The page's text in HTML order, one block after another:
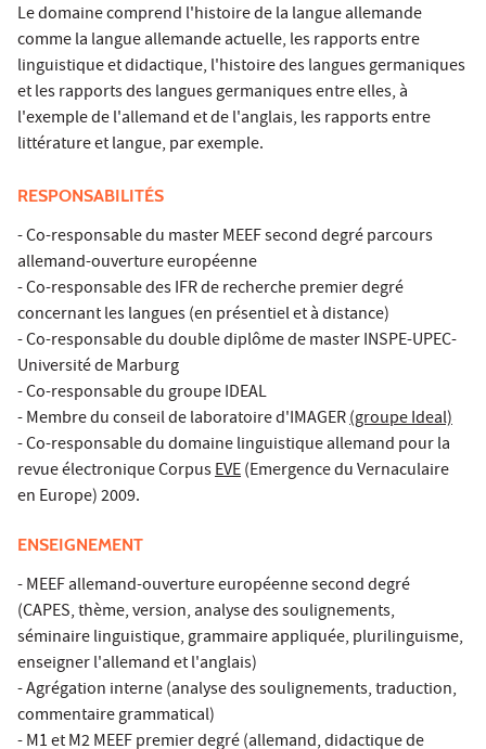
Le domaine comprend l'histoire de la langue allemande
comme la langue allemande actuelle, les rapports entre
linguistique et didactique, l'histoire des langues germaniques
et les rapports des langues germaniques entre elles, à
l'exemple de l'allemand et de l'anglais, les rapports entre
littérature et langue, par exemple.
RESPONSABILITÉS
- Co-responsable du master MEEF second degré parcours
allemand-ouverture européenne
- Co-responsable des IFR de recherche premier degré
concernant les langues (en présentiel et à distance)
- Co-responsable du double diplôme de master INSPE-UPEC-
Université de Marburg
- Co-responsable du groupe IDEAL
- Membre du conseil de laboratoire d'IMAGER(groupe Ideal)
- Co-responsable du domaine linguistique allemand pour la
revue électronique CorpusEVE(Emergence du Vernaculaire
en Europe) 2009.
ENSEIGNEMENT
- MEEF allemand-ouverture européenne second degré
(CAPES, thème, version, analyse des soulignements,
séminaire linguistique, grammaire appliquée, plurilinguisme,
enseigner l'allemand et l'anglais)
- Agrégation interne (analyse des soulignements, traduction,
commentaire grammatical)
- M1 et M2 MEEF premier degré (allemand, didactique de